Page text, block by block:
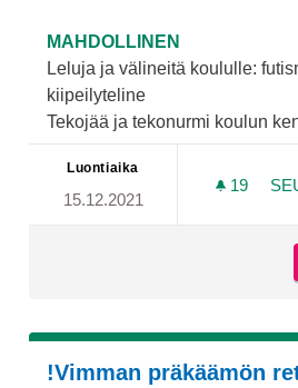
MAHDOLLINEN
Leluja ja välineitä koululle:
kiipeilyteline
Tekojää ja tekonurmi koulun
Luontiaika
15.12.2021
19 19
!Vimman präkäämön